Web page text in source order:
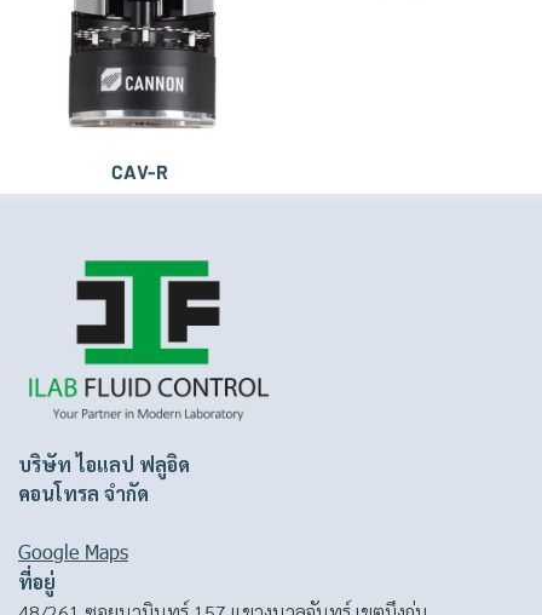
CAV-R
บริษัท ไอแลป ฟลูอิด
คอนโทรล จำกัด
Google Maps
ที่อยู่